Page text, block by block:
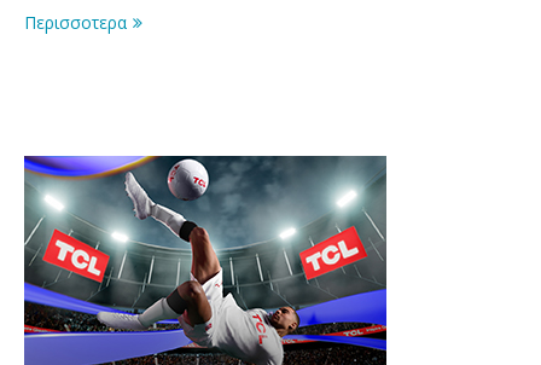
Περισσοτερα